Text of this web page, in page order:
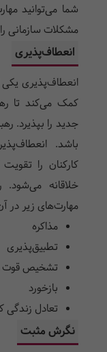
شما می‌توانید
مشکلات سازمانی
انعطاف‌پذیری
انعطاف‌پذیری
کمک می‌کند تا
جدید را بپذیرد.
باشد.
کارکنان را
خلاقانه می‌شود.
مهارت‌های زیر
مذاکره
تطبیق‌پذیری
تشخیص
بازخورد
تعادل زندگی
نگرش مثبت